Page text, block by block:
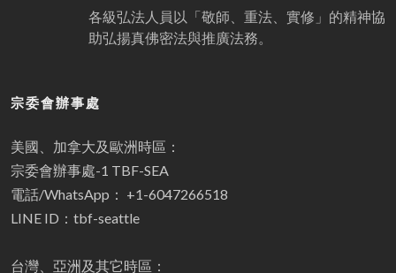
各級弘法人員以「敬師、重法、實修」的精神協
助弘揚真佛密法與推廣法務。
宗委會辦事處
美國、加拿大及歐洲時區：
宗委會辦事處-1 TBF-SEA
電話/WhatsApp： +1-6047266518
LINE ID：tbf-seattle
台灣、亞洲及其它時區：